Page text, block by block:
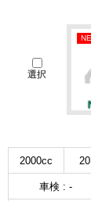
選択
2000cc
車検 : -